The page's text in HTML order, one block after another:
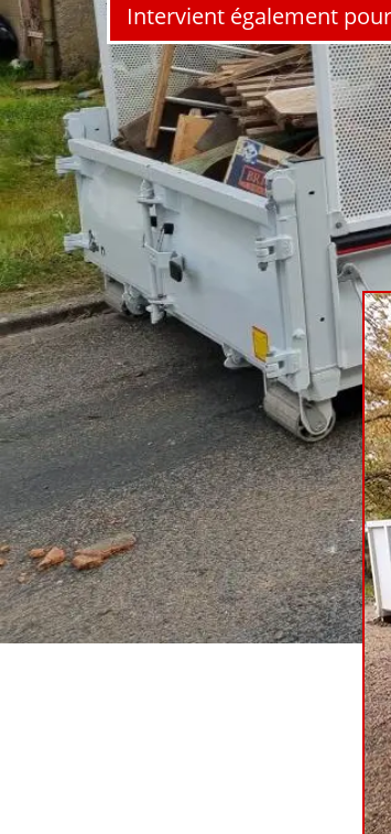
Intervient également